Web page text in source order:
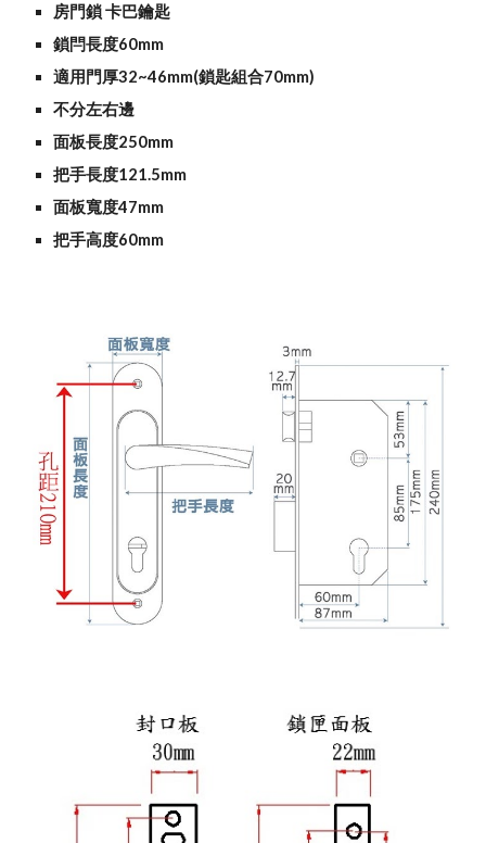
房門鎖 卡巴鑰匙
鎖閂長度60mm
適用門厚32~46mm(鎖匙組合70mm)
不分左右邊
面板長度250mm
把手長度121.5mm
面板寬度47mm
把手高度60mm